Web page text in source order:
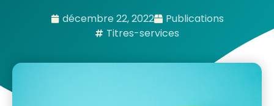
décembre 22, 2022
Publications
Titres-services